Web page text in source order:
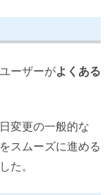
ーザーがよくある
変更の一般的な
スムーズに進める
た。